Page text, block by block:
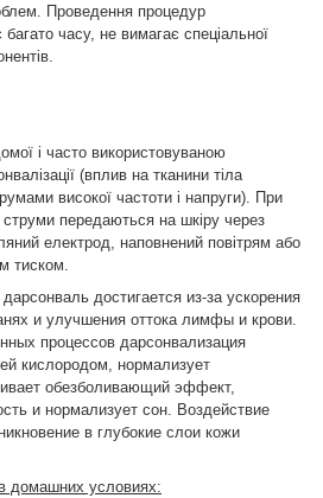
Проведення процедур
багато часу, не вимагає спеціальної
і часто використовуваною
(вплив на тканини тіла
високої частоти і напруги). При
струми передаються на шкіру через
електрод, наповнений повітрям або
тиском.
достигается из-за ускорения
и улучшения оттока лимфы и крови.
процессов дарсонвализация
кислородом, нормализует
обезболивающий эффект,
и нормализует сон. Воздействие
в глубокие слои кожи
домашних условиях: